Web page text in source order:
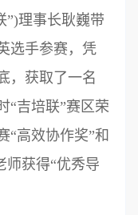
”)理事长耿巍带
选手参赛，凭
，获取了一名
“吉培联”赛区荣
“高效协作奖”和
师获得“优秀导